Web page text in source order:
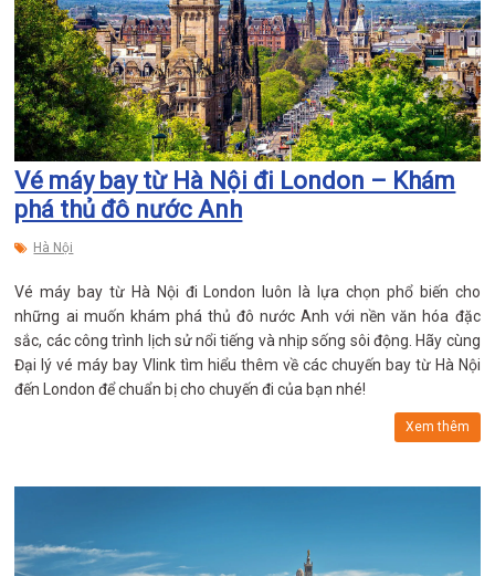
Vé máy bay từ Hà Nội đi London – Khám
phá thủ đô nước Anh
Hà Nội
Vé máy bay từ Hà Nội đi London luôn là lựa chọn phổ biến cho
những ai muốn khám phá thủ đô nước Anh với nền văn hóa đặc
sắc, các công trình lịch sử nổi tiếng và nhịp sống sôi động. Hãy cùng
Đại lý vé máy bay Vlink tìm hiểu thêm về các chuyến bay từ Hà Nội
đến London để chuẩn bị cho chuyến đi của bạn nhé!
Xem thêm